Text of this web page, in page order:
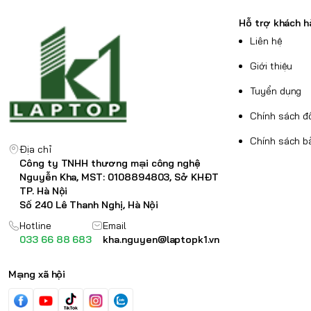
Mảnh Mai và Sang Trọng Cho Trải Nghiệm Di
Dell Latitude 7470
được thiết kế với tông màu
tính và sang trọng độc đáo. Khung máy chế tạo từ
chắc chắn, trong khi vỏ sử dụng sợi Carbon siêu
lượng máy xuống mức tối đa.
Địa chỉ
Công ty TNHH thương mại công nghệ
Nguyễn Kha, MST: 0108894803, Sở KHĐT
TP. Hà Nội
Số 240 Lê Thanh Nghị, Hà Nội
Hotline
033 66 88 683
Email
kha.nguyen@laptopk1.vn
Mạng xã hội
Hỗ trợ khách
Liên hệ
Giới thiệu
Tuyển dụng
Chính sách
Chính sách